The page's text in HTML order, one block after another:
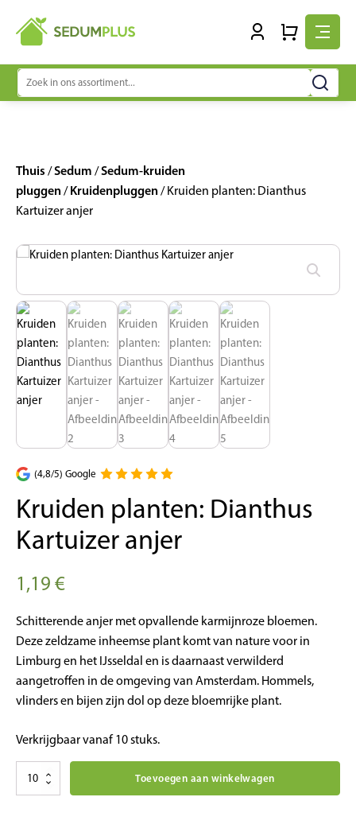
Zoeken
naar:
Thuis /Sedum /Sedum-kruiden
pluggen/Kruidenpluggen/ Kruiden planten: Dianthus
Kartuizer anjer
(4,8/5) Google
Kruiden planten: Dianthus
Kartuizer anjer
1,19 €
Schitterende anjer met opvallende karmijnroze bloemen.
Deze zeldzame inheemse plant komt van nature voor in
Limburg en het IJsseldal en is daarnaast verwilderd
aangetroffen in de omgeving van Amsterdam. Hommels,
vlinders en bijen zijn dol op deze bloemrijke plant.
Verkrijgbaar vanaf 10 stuks.
Kruiden
Toevoegen aan winkelwagen